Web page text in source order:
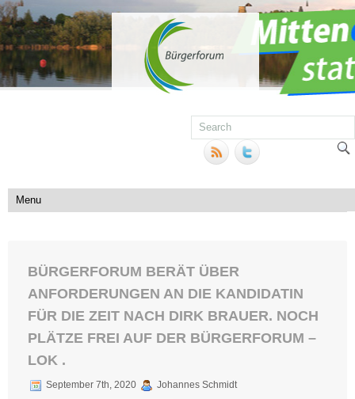
BÜRGERFORUM BERÄT ÜBER
ANFORDERUNGEN AN DIE KANDIDATIN
FÜR DIE ZEIT NACH DIRK BRAUER. NOCH
PLÄTZE FREI AUF DER BÜRGERFORUM –
LOK .
September 7th, 2020 Johannes Schmidt